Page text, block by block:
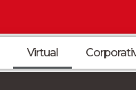
Virtual